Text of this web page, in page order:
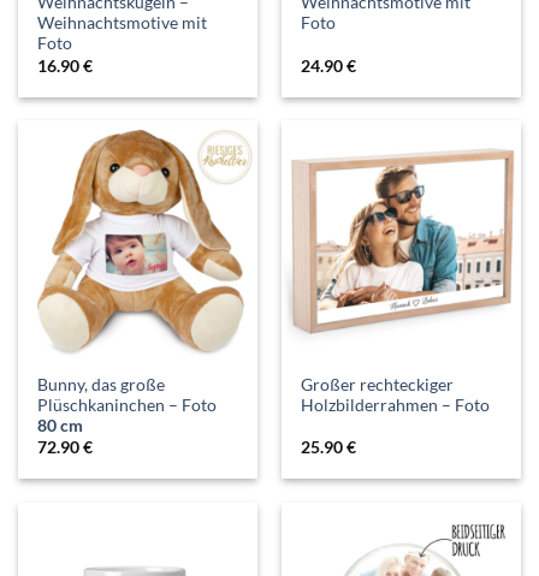
Weihnachtsmotive mit
Foto
16.90€
Foto
24.90€
Bunny, das große
Plüschkaninchen – Foto
80 cm
72.90€
Großer rechteckiger
Holzbilderrahmen – Foto
25.90€